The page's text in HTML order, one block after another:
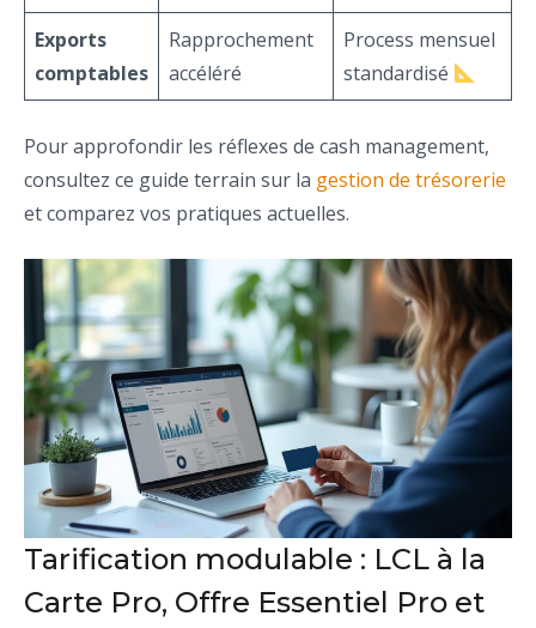
Exports
comptables
Rapprochement
accéléré
Process mensuel
standardisé
Pour approfondir les réflexes de cash management,
consultez ce guide terrain sur la gestion de trésorerie
et comparez vos pratiques actuelles.
Tarification modulable : LCL à la
Carte Pro, Offre Essentiel Pro et